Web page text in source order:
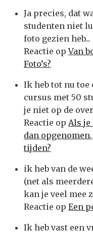
Ja precies, dat
studenten niet
foto gezien heb...
Reactie opVan
Foto’s?
Ik heb tot nu toe
cursus met 50
je niet op de
Reactie op Als je
dan
tijden?
ik heb van de
(net als
kan je veel mee
Reactie op Een
Ik heb vast een